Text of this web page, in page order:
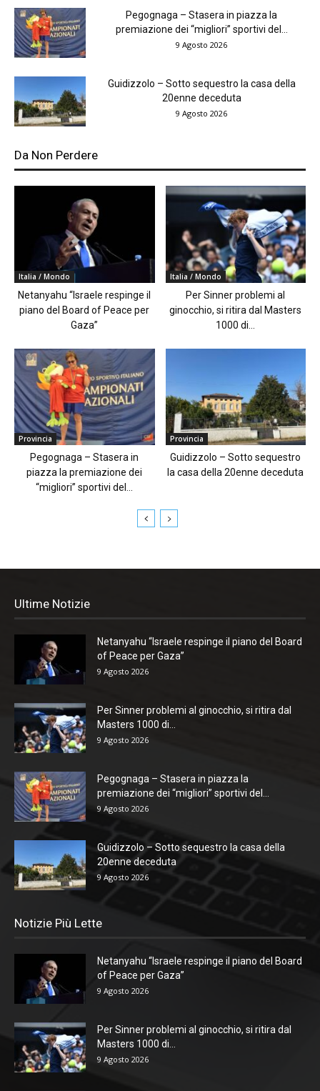
Pegognaga – Stasera in piazza la
premiazione dei “migliori” sportivi del...
9 Agosto 2026
Guidizzolo – Sotto sequestro la casa della
20enne deceduta
9 Agosto 2026
Da Non Perdere
Italia / Mondo
Netanyahu “Israele respinge il
piano del Board of Peace per
Gaza”
Italia / Mondo
Per Sinner problemi al
ginocchio, si ritira dal Masters
1000 di...
Provincia
Pegognaga – Stasera in
piazza la premiazione dei
“migliori” sportivi del...
Provincia
Guidizzolo – Sotto sequestro
la casa della 20enne deceduta
Ultime Notizie
Netanyahu “Israele respinge il piano del Board
of Peace per Gaza”
9 Agosto 2026
Per Sinner problemi al ginocchio, si ritira dal
Masters 1000 di...
9 Agosto 2026
Pegognaga – Stasera in piazza la
premiazione dei “migliori” sportivi del...
9 Agosto 2026
Guidizzolo – Sotto sequestro la casa della
20enne deceduta
9 Agosto 2026
Notizie Più Lette
Netanyahu “Israele respinge il piano del Board
of Peace per Gaza”
9 Agosto 2026
Per Sinner problemi al ginocchio, si ritira dal
Masters 1000 di...
9 Agosto 2026